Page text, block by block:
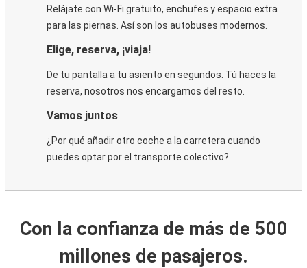
Relájate con Wi-Fi gratuito, enchufes y espacio extra
para las piernas. Así son los autobuses modernos.
Elige, reserva, ¡viaja!
De tu pantalla a tu asiento en segundos. Tú haces la
reserva, nosotros nos encargamos del resto.
Vamos juntos
¿Por qué añadir otro coche a la carretera cuando
puedes optar por el transporte colectivo?
Con la confianza de más de 500
millones de pasajeros.